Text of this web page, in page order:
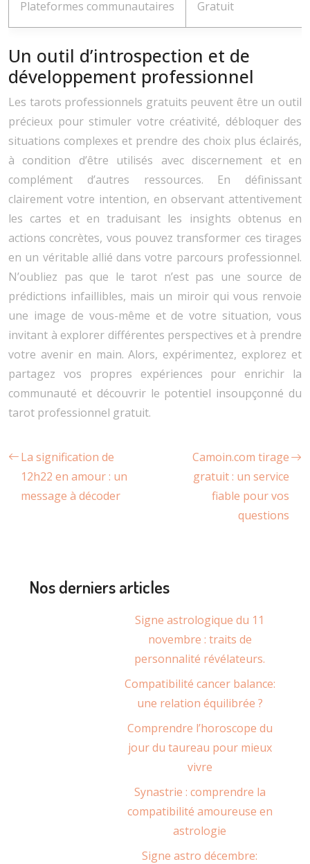
Plateformes communautaires Gratuit
Un outil d’introspection et de
développement professionnel
Les tarots professionnels gratuits peuvent être un outil
précieux pour stimuler votre créativité, débloquer des
situations complexes et prendre des choix plus éclairés,
à condition d’être utilisés avec discernement et en
complément d’autres ressources. En définissant
clairement votre intention, en observant attentivement
les cartes et en traduisant les insights obtenus en
actions concrètes, vous pouvez transformer ces tirages
en un véritable allié dans votre parcours professionnel.
N’oubliez pas que le tarot n’est pas une source de
prédictions infaillibles, mais un miroir qui vous renvoie
une image de vous-même et de votre situation, vous
invitant à explorer différentes perspectives et à prendre
votre avenir en main. Alors, expérimentez, explorez et
partagez vos propres expériences pour enrichir la
communauté et découvrir le potentiel insoupçonné du
tarot professionnel gratuit.
La signification de
12h22 en amour : un
message à décoder
Camoin.com tirage
gratuit : un service
fiable pour vos
questions
Nos derniers articles
Signe astrologique du 11
novembre : traits de
personnalité révélateurs.
Compatibilité cancer balance:
une relation équilibrée ?
Comprendre l’horoscope du
jour du taureau pour mieux
vivre
Synastrie : comprendre la
compatibilité amoureuse en
astrologie
Signe astro décembre: